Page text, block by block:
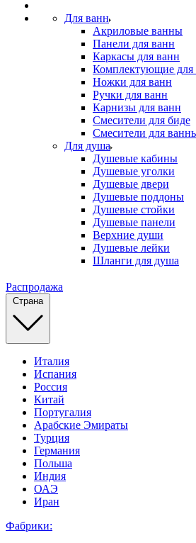
Для ванн
Акриловые ванны
Панели для ванн
Каркасы для ванн
Комплектующие для
Ножки для ванн
Ручки для ванн
Карнизы для ванн
Смесители для биде
Смесители для
Для душа
Душевые кабины
Душевые уголки
Душевые двери
Душевые поддоны
Душевые стойки
Душевые панели
Верхние души
Душевые лейки
Шланги для душа
Распродажа
Страна
Италия
Испания
Россия
Китай
Португалия
Арабские Эмираты
Турция
Германия
Польша
Индия
ОАЭ
Иран
Фабрики: